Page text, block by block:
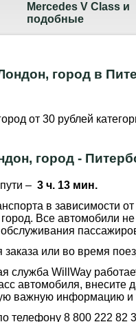
Mercedes V Class и
подобные
город в
от 30 рублей
город -
– 3 ч. 13 мин.
в зависимости
Все автомобили
или во время
служба WillWay
автомобиля,
важную информацию и
телефону 8 800 222 82